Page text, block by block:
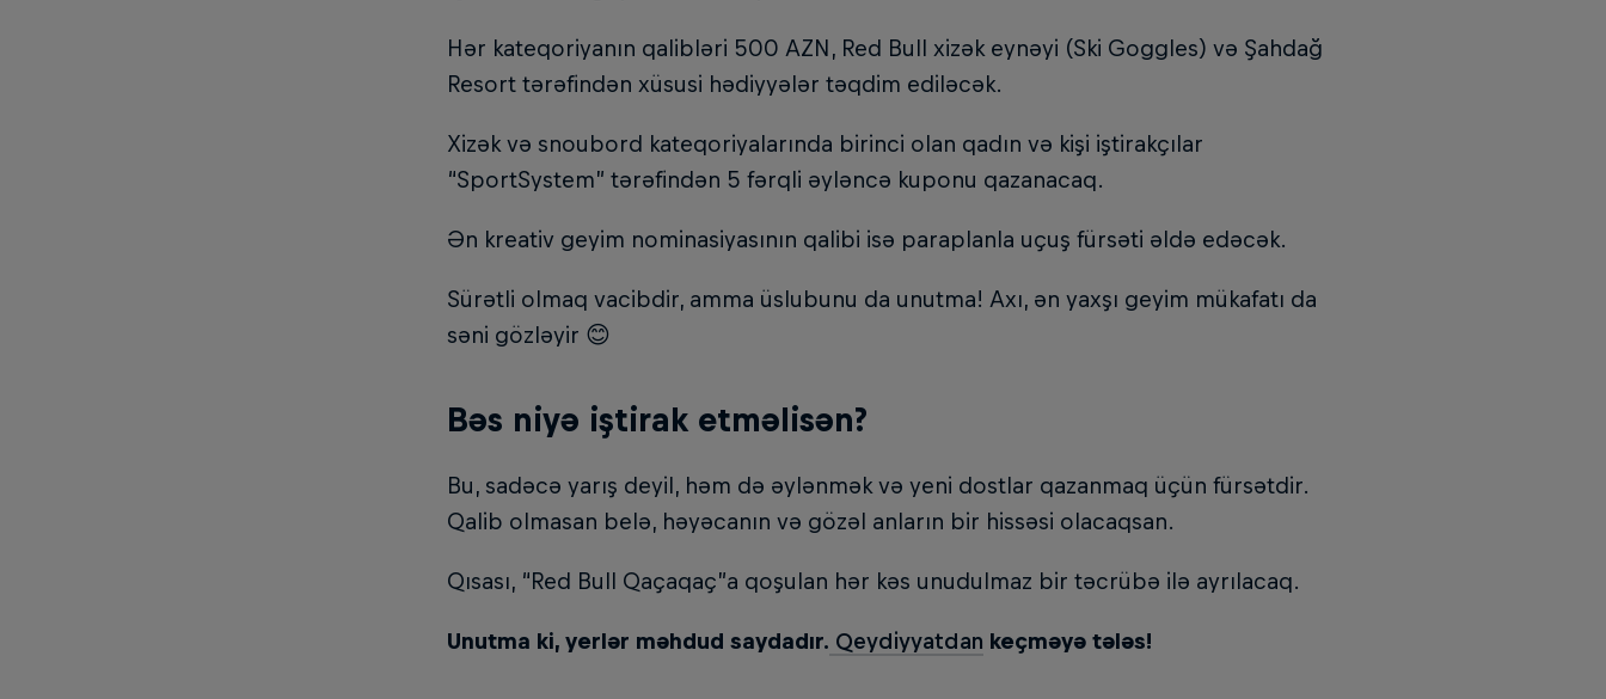
Hər kateqoriyanın qalibləri 500 AZN, Red Bull xizək eynəyi (Ski Goggles) və Şahdağ
Resort tərəfindən xüsusi hədiyyələr təqdim ediləcək.
Xizək və snoubord kateqoriyalarında birinci olan qadın və kişi iştirakçılar
“SportSystem” tərəfindən 5 fərqli əyləncə kuponu qazanacaq.
Ən kreativ geyim nominasiyasının qalibi isə paraplanla uçuş fürsəti əldə edəcək.
Sürətli olmaq vacibdir, amma üslubunu da unutma! Axı, ən yaxşı geyim mükafatı da
səni gözləyir 😊
Bəs niyə iştirak etməlisən?
Bu, sadəcə yarış deyil, həm də əylənmək və yeni dostlar qazanmaq üçün fürsətdir.
Qalib olmasan belə, həyəcanın və gözəl anların bir hissəsi olacaqsan.
Qısası, “Red Bull Qaçaqaç”a qoşulan hər kəs unudulmaz bir təcrübə ilə ayrılacaq.
Unutma ki, yerlər məhdud saydadır. Qeydiyyatdan keçməyə tələs!